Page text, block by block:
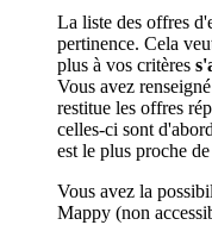
La liste des offres
pertinence. Cela
plus à vos critères
Vous avez
restitue les offres
celles-ci sont
est le plus proche
Vous avez la
Mappy (non